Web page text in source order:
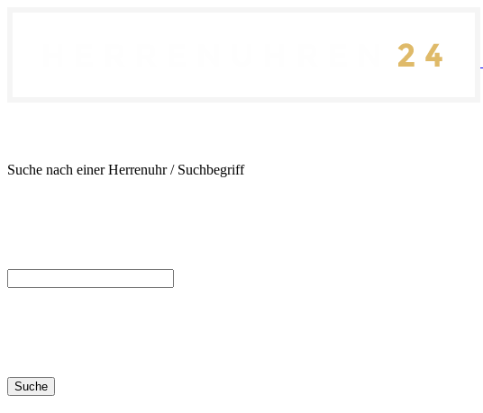
Suche nach einer Herrenuhr / Suchbegriff